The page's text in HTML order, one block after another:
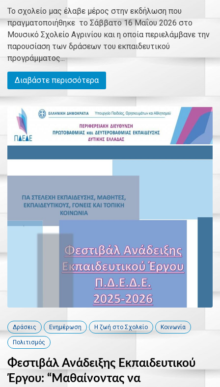
Το σχολείο μας έλαβε μέρος στην εκδήλωση που
πραγματοποιήθηκε το Σάββατο 16 Μαΐου 2026 στο
Μουσικό Σχολείο Αγρινίου και η οποία περιελάμβανε την
παρουσίαση των δράσεων του εκπαιδευτικού
προγράμματος...
Διαβάστε περισσότερα
Δράσεις Ενημέρωση Η ζωή στο Σχολείο Κοινωνία
Πολιτισμός
Φεστιβάλ Ανάδειξης Εκπαιδευτικού
Έργου: “Μαθαίνοντας να